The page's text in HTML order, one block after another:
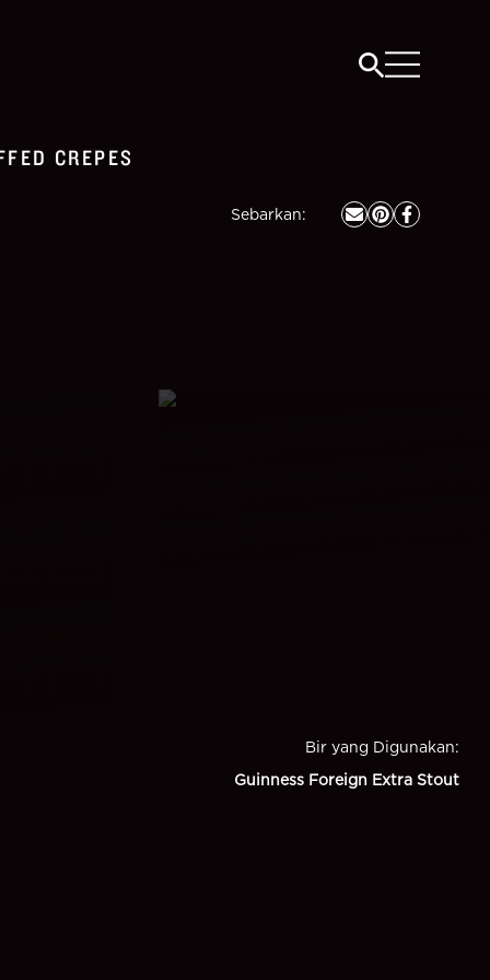
CREPES
Sebarkan:
Bir yang Digunakan:
Guinness Foreign Extra Stout